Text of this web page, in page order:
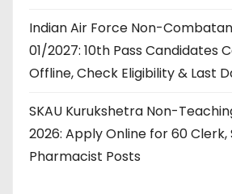
Indian Air Force Non-
01/2027: 10th Pass Candidates
Offline, Check Eligibility & Last
SKAU Kurukshetra Non-
2026: Apply Online for 60 Clerk,
Pharmacist Posts